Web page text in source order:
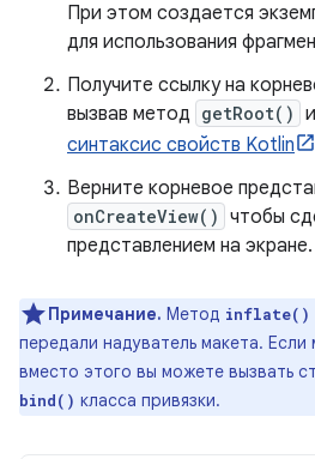
При этом создается
для использования
Получите ссылку на
вызвав метод getRoot()
синтаксис свойств Kotlin
Верните корневое
onCreateView() чтобы
представлением на экране.
Примечание. Метод inflate()
передали надуватель макета.
вместо этого вы можете вызвать
bind() класса привязки.